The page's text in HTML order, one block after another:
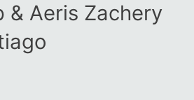
& Aeris Zachery